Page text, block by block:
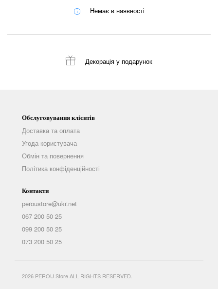
Немає в наявності
Декорація у подарунок
Обслуговування клієнтів
Доставка та оплата
Угода користувача
Обмін та повернення
Політика конфіденційності
Контакти
peroustore@ukr.net
067 200 50 25
099 200 50 25
073 200 50 25
2026 PEROU Store ALL RIGHTS RESERVED.